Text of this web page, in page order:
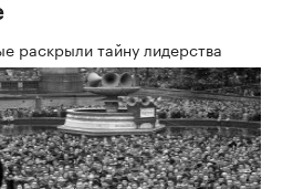
раскрыли тайну лидерства